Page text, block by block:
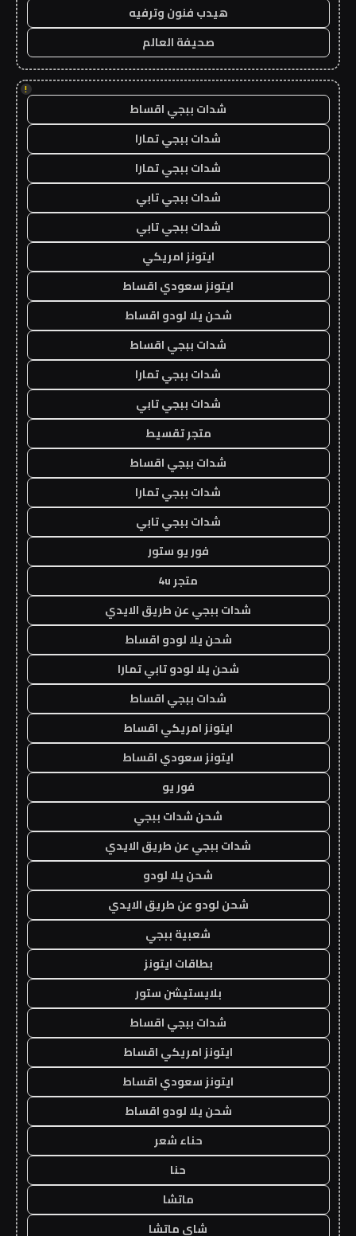
هيدب فنون وترفيه
صحيفة العالم
!
شدات ببجي اقساط
شدات ببجي تمارا
شدات ببجي تمارا
شدات ببجي تابي
شدات ببجي تابي
ايتونز امريكي
ايتونز سعودي اقساط
شحن يلا لودو اقساط
شدات ببجي اقساط
شدات ببجي تمارا
شدات ببجي تابي
متجر تقسيط
شدات ببجي اقساط
شدات ببجي تمارا
شدات ببجي تابي
فور يو ستور
متجر 4u
شدات ببجي عن طريق الايدي
شحن يلا لودو اقساط
شحن يلا لودو تابي تمارا
شدات ببجي اقساط
ايتونز امريكي اقساط
ايتونز سعودي اقساط
فور يو
شحن شدات ببجي
شدات ببجي عن طريق الايدي
شحن يلا لودو
شحن لودو عن طريق الايدي
شعبية ببجي
بطاقات ايتونز
بلايستيشن ستور
شدات ببجي اقساط
ايتونز امريكي اقساط
ايتونز سعودي اقساط
شحن يلا لودو اقساط
حناء شعر
حنا
ماتشا
شاي ماتشا